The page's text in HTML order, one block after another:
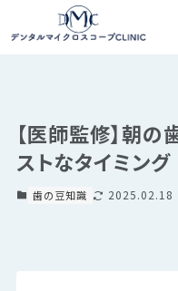
【医師監修】朝
ストなタイミング
歯の豆知識 2025.02.18